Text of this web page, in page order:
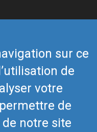
sur ce
de
votre
de
notre site